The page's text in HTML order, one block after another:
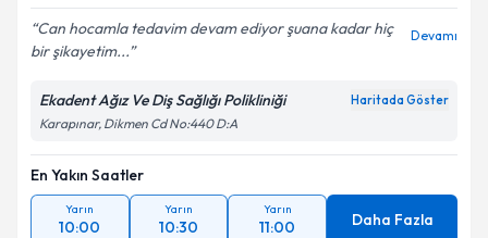
Can hocamla tedavim devam ediyor şuana kadar hiç
bir şikayetim...
Devamı
Ekadent Ağız Ve Diş Sağlığı Polikliniği Haritada Göster
Karapınar, Dikmen Cd No:440 D:A
En Yakın Saatler
Yarın
10:00
Yarın
10:30
Yarın
11:00 Daha Fazla